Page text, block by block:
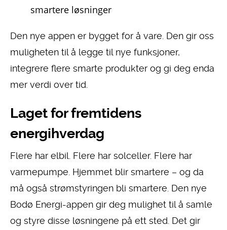
smartere løsninger
Den nye appen er bygget for å vare. Den gir oss
muligheten til å legge til nye funksjoner,
integrere flere smarte produkter og gi deg enda
mer verdi over tid.
Laget for fremtidens
energihverdag
Flere har elbil. Flere har solceller. Flere har
varmepumpe. Hjemmet blir smartere – og da
må også strømstyringen bli smartere. Den nye
Bodø Energi-appen gir deg mulighet til å samle
og styre disse løsningene på ett sted. Det gir